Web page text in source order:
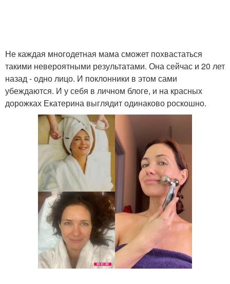
Не каждая многодетная мама сможет похвастаться
такими невероятными результатами. Она сейчас и 20 лет
назад - одно лицо. И поклонники в этом сами
убеждаются. И у себя в личном блоге, и на красных
дорожках Екатерина выглядит одинаково роскошно.